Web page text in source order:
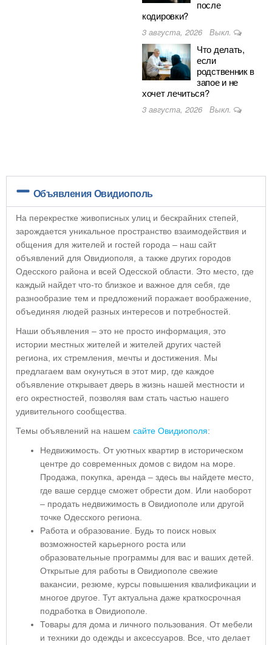
после
кодировки?
3 августа, 2026 Выкл.
Что делать,
если
родственник в
запое и не
хочет лечиться?
3 августа, 2026 Выкл.
Объявления Овидиополь
На перекрестке живописных улиц и бескрайних степей,
зарождается уникальное пространство взаимодействия и
общения для жителей и гостей города – наш сайт
объявлений для Овидиополя, а также других городов
Одесского района и всей Одесской области. Это место, где
каждый найдет что-то близкое и важное для себя, где
разнообразие тем и предложений поражает воображение,
объединяя людей разных интересов и потребностей.
Наши объявления – это не просто информация, это
истории местных жителей и жителей других частей
региона, их стремления, мечты и достижения. Мы
предлагаем вам окунуться в этот мир, где каждое
объявление открывает дверь в жизнь нашей местности и
его окрестностей, позволяя вам стать частью нашего
удивительного сообщества.
Темы объявлений на нашем сайте Овидиополя:
Недвижимость. От уютных квартир в историческом
центре до современных домов с видом на море.
Продажа, покупка, аренда – здесь вы найдете место,
где ваше сердце сможет обрести дом. Или наоборот
– продать недвижимость в Овидиополе или другой
точке Одесского региона.
Работа и образование. Будь то поиск новых
возможностей карьерного роста или
образовательные программы для вас и ваших детей.
Открытые для работы в Овидиополе свежие
вакансии, резюме, курсы повышения квалификации и
многое другое. Тут актуальна даже краткосрочная
подработка в Овидиополе.
Товары для дома и личного пользования. От мебели
и техники до одежды и аксессуаров. Все, что делает